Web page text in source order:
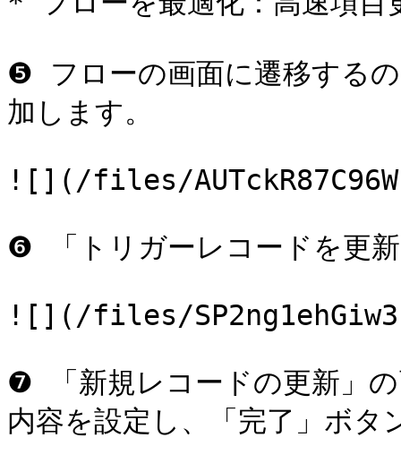
❺ フローの画面に遷移する
加します。
![](/files/
❻ 「トリガーレコードを更
![](/files/
❼ 「新規レコードの更新」
内容を設定し、「完了」ボタ